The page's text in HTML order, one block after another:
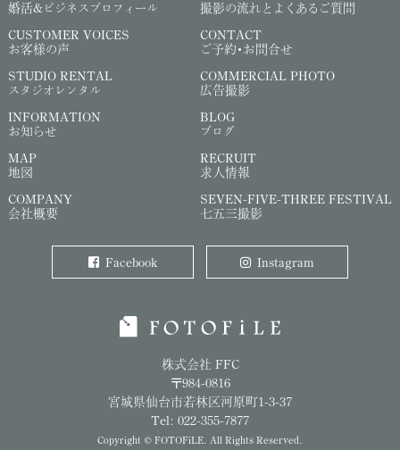
株式会社 FFC
〒984-0816
宮城県仙台市若林区河原町1-3-37
Tel: 022-355-7877
婚活&ビジネスプロフィール
撮影の流れとよくあるご質問
CUSTOMER VOICES
お客様の声
CONTACT
ご予約・お問合せ
STUDIO RENTAL
スタジオレンタル
COMMERCIAL PHOTO
広告撮影
INFORMATION
お知らせ
BLOG
ブログ
MAP
地図
RECRUIT
求人情報
COMPANY
会社概要
SEVEN-FIVE-THREE FESTIVAL
七五三撮影
Facebook Instagram
Copyright © FOTOFiLE. All Rights Reserved.